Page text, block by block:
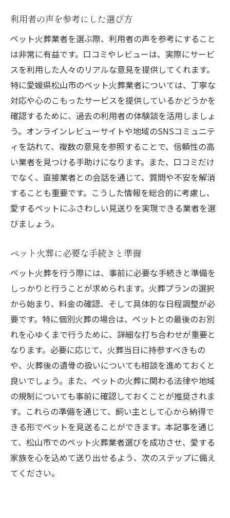
利用者の声を参考にした選び方
ペット火葬業者を選ぶ際、利用者の声を参考にすること
は非常に有益です。口コミやレビューは、実際にサービ
スを利用した人々のリアルな意見を提供してくれます。
特に愛媛県松山市のペット火葬業者については、丁寧な
対応や心のこもったサービスを提供しているかどうかを
確認するために、過去の利用者の体験談を活用しましょ
う。オンラインレビューサイトや地域のSNSコミュニテ
ィを訪れて、複数の意見を参照することで、信頼性の高
い業者を見つける手助けになります。また、口コミだけ
でなく、直接業者との会話を通じて、質問や不安を解消
することも重要です。こうした情報を総合的に考慮し、
愛するペットにふさわしい見送りを実現できる業者を選
びましょう。
ペット火葬に必要な手続きと準備
ペット火葬を行う際には、事前に必要な手続きと準備を
しっかりと行うことが求められます。火葬プランの選択
から始まり、料金の確認、そして具体的な日程調整が必
要です。特に個別火葬の場合は、ペットとの最後のお別
れを心ゆくまで行うために、詳細な打ち合わせが重要と
なります。必要に応じて、火葬当日に持参すべきもの
や、火葬後の遺骨の扱いについても相談を進めておくと
良いでしょう。また、ペットの火葬に関わる法律や地域
の規制についても事前に確認しておくことが推奨されま
す。これらの準備を通じて、飼い主として心から納得で
きる形でペットを見送ることができます。本記事を通じ
て、松山市でのペット火葬業者選びを成功させ、愛する
家族を心を込めて送り出せるよう、次のステップに備え
てください。